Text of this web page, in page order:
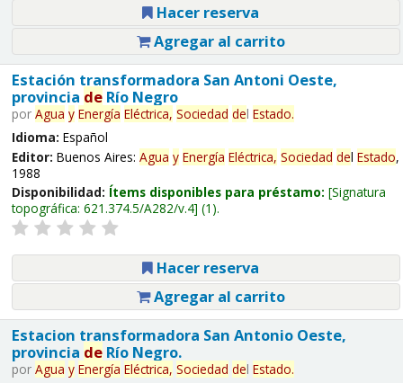
Hacer reserva
Agregar al carrito
Estación transformadora San Antoni Oeste,
provincia deRío Negro
por Agua y Energía Eléctrica, Sociedad del Estado.
Idioma: Español
Editor: Buenos Aires: Agua y Energía Eléctrica, Sociedad del Estado,
1988
Disponibilidad: Ítems disponibles para préstamo: Signatura
topográfica: 621.374.5/A282/v.4 (1).
Hacer reserva
Agregar al carrito
Estacion transformadora San Antonio Oeste,
provincia deRío Negro.
por Agua y Energía Eléctrica, Sociedad del Estado.